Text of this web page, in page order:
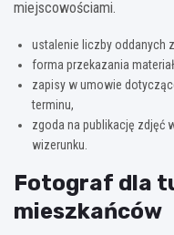
miejscowościami.
ustalenie liczby oddanych
forma przekazania
zapisy w umowie
terminu,
zgoda na publikację zdjęć
wizerunku.
Fotograf dla
mieszkańców